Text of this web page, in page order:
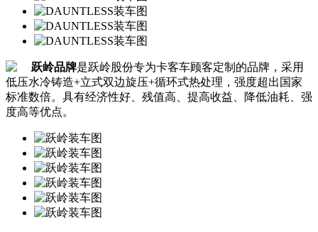
跃岭品牌是跃岭股份专为卡客车顾客定制的品牌，采用
低压水冷铸造+立式双边旋压+循环式热处理，强度超出国家
标准数倍。具有经济性好、残值高、提高收益、降低油耗、强
度高等优点。